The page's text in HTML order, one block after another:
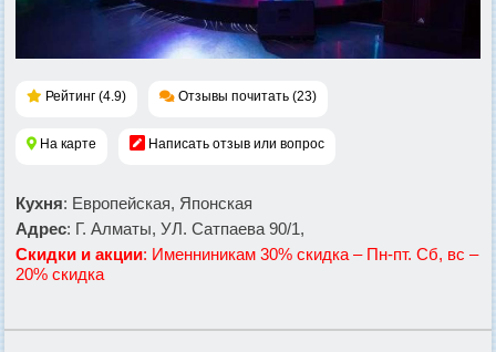
Рейтинг (4.9) Отзывы почитать (23)
На карте Написать отзыв или вопрос
Кухня: Европейская, Японская
Адрес: Г. Алматы, УЛ. Сатпаева 90/1,
Скидки и акции: Именниникам 30% скидка – Пн-пт. Сб, вс –
20% скидка